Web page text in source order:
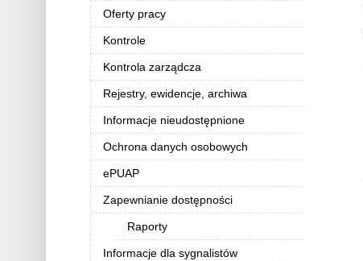
Oferty pracy
Kontrole
Kontrola zarządcza
Rejestry, ewidencje, archiwa
Informacje nieudostępnione
Ochrona danych osobowych
ePUAP
Zapewnianie dostępności
Raporty
Informacje dla sygnalistów